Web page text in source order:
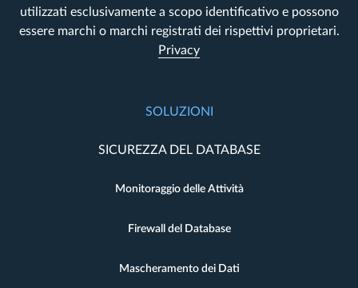
utilizzati esclusivamente a scopo identificativo e possono
essere marchi o marchi registrati dei rispettivi proprietari.
Privacy
SOLUZIONI
SICUREZZA DEL DATABASE
Monitoraggio delle Attività
Firewall del Database
Mascheramento dei Dati